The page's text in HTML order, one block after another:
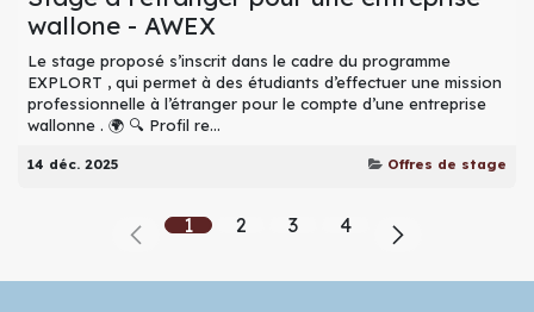
wallone - AWEX
Le stage proposé s’inscrit dans le cadre du programme
EXPLORT , qui permet à des étudiants d’effectuer une mission
professionnelle à l’étranger pour le compte d’une entreprise
wallonne . 🌍 🔍 Profil re...
14 déc. 2025 Offres de stage
1 2 3 4